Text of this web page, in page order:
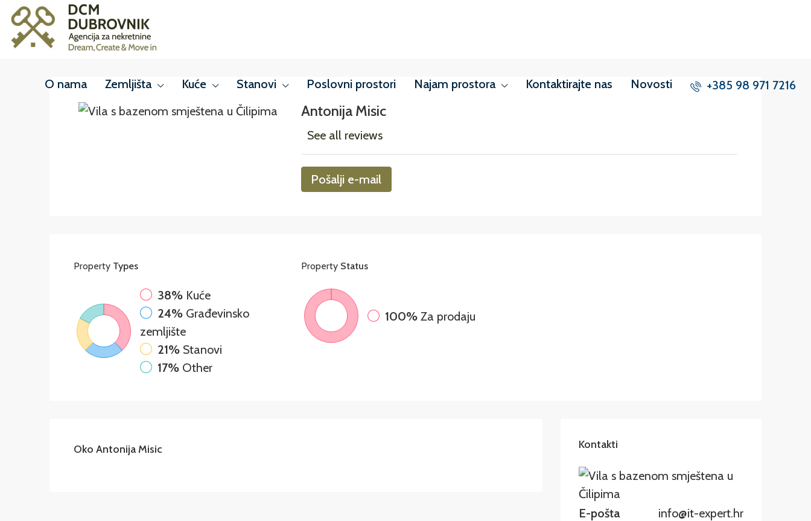
O nama Zemljišta Kuće Stanovi Poslovni prostori Najam prostora Kontaktirajte nas Novosti +385 98 971 7216
Antonija Misic
See all reviews
Pošalji e-mail
Property Types
38% Kuće
24% Građevinsko
zemljište
21% Stanovi
17% Other
PropertyStatus
100% Za prodaju
Oko Antonija Misic Kontakti
E-pošta
info@it-expert.hr